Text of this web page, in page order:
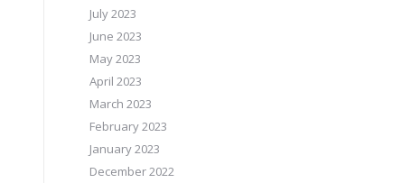
July 2023
June 2023
May 2023
April 2023
March 2023
February 2023
January 2023
December 2022